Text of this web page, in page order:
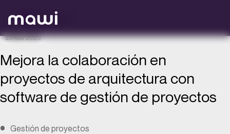
Volver atrás
23 Mar 2023
Mejora la colaboración en
proyectos de arquitectura con
software de gestión de proyectos
Gestión de proyectos